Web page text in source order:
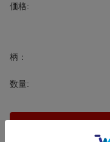
価格:
柄：
数量: